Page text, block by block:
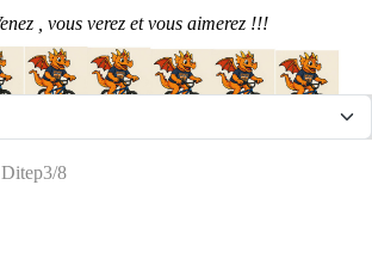
, vous verez et vous aimerez !!!
Ditep3/8
cookies